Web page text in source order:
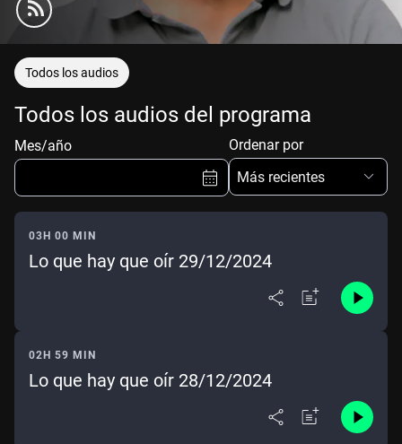
Todos los audios
Todos los audios del programa
Mes/año
Ene Feb
Ordenar por
Más recientes
03H 00 MIN
Lo que hay que oír 29/12/2024
02H 59 MIN
Lo que hay que oír 28/12/2024